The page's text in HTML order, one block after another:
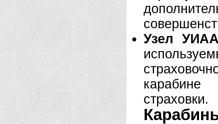
Узел
карабине
страховки.